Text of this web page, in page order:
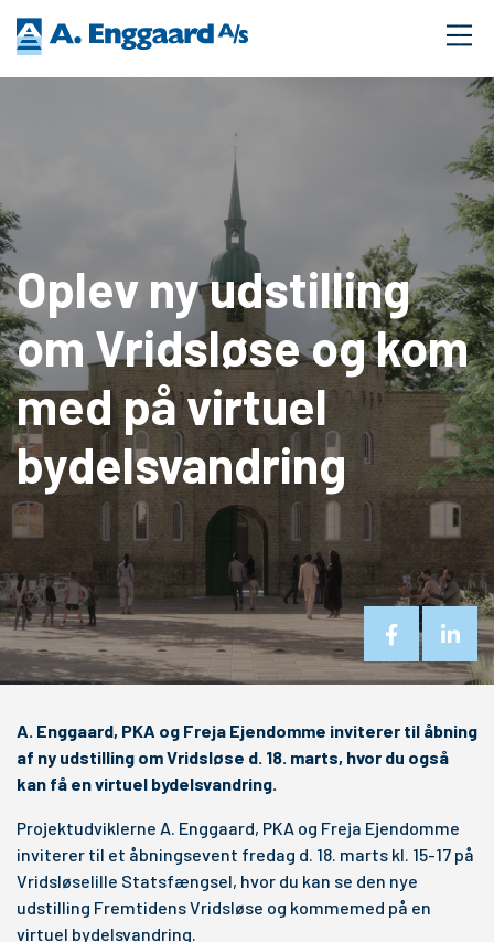
Oplev ny udstilling
om Vridsløse og kom
med på virtuel
bydelsvandring
A. Enggaard, PKA og Freja Ejendomme inviterer til åbning
af ny udstilling om Vridsløse d. 18. marts, hvor du også
kan få en virtuel bydelsvandring.
Projektudviklerne A. Enggaard, PKA og Freja Ejendomme
inviterer til et åbningsevent fredag d. 18. marts kl. 15-17 på
Vridsløselille Statsfængsel, hvor du kan se den nye
udstilling Fremtidens Vridsløse og kommemed på en
virtuel bydelsvandring.